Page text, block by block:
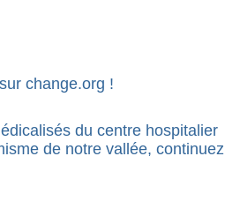
change.org !
du centre hospitalier
de notre vallée,